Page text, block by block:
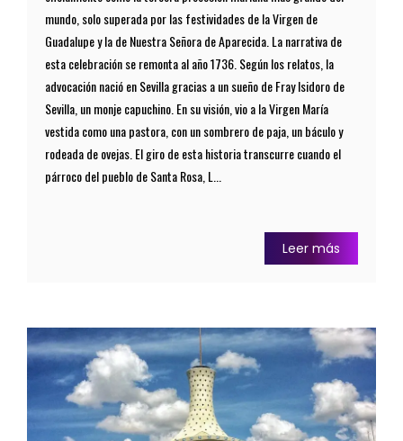
mundo, solo superada por las festividades de la Virgen de
Guadalupe y la de Nuestra Señora de Aparecida. La narrativa de
esta celebración se remonta al año 1736. Según los relatos, la
advocación nació en Sevilla gracias a un sueño de Fray Isidoro de
Sevilla, un monje capuchino. En su visión, vio a la Virgen María
vestida como una pastora, con un sombrero de paja, un báculo y
rodeada de ovejas. El giro de esta historia transcurre cuando el
párroco del pueblo de Santa Rosa, L...
Leer más